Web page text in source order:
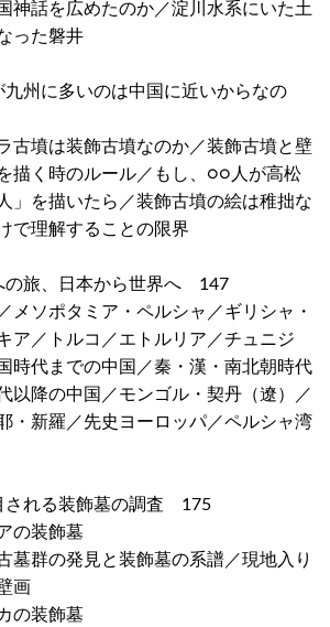
神話を広めたのか／淀川水系にいた土
った磐井
州に多いのは中国に近いからなの
古墳は装飾古墳なのか／装飾古墳と壁
描く時のルール／もし、○○人が高松
」を描いたら／装飾古墳の絵は稚拙な
で理解することの限界
旅、日本から世界へ 147
メソポタミア・ペルシャ／ギリシャ・
ア／トルコ／エトルリア／チュニジ
時代までの中国／秦・漢・南北朝時代
以降の中国／モンゴル・契丹（遼）／
・新羅／先史ヨーロッパ／ペルシャ湾
れる装飾墓の調査 175
の装飾墓
墓群の発見と装飾墓の系譜／現地入り
画
の装飾墓